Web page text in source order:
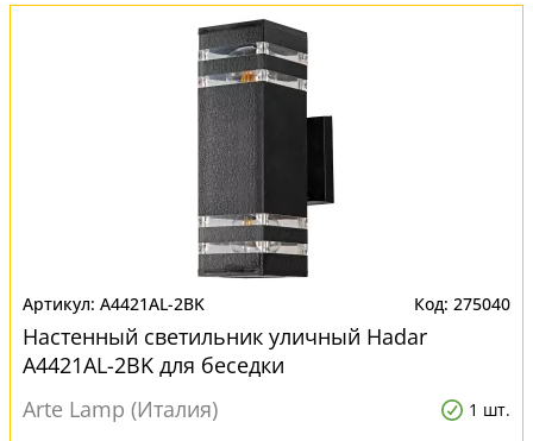
A4421AL-2BK 275040
Настенный светильник уличный Hadar
A4421AL-2BK для беседки
Arte Lamp (Италия)
1 шт.